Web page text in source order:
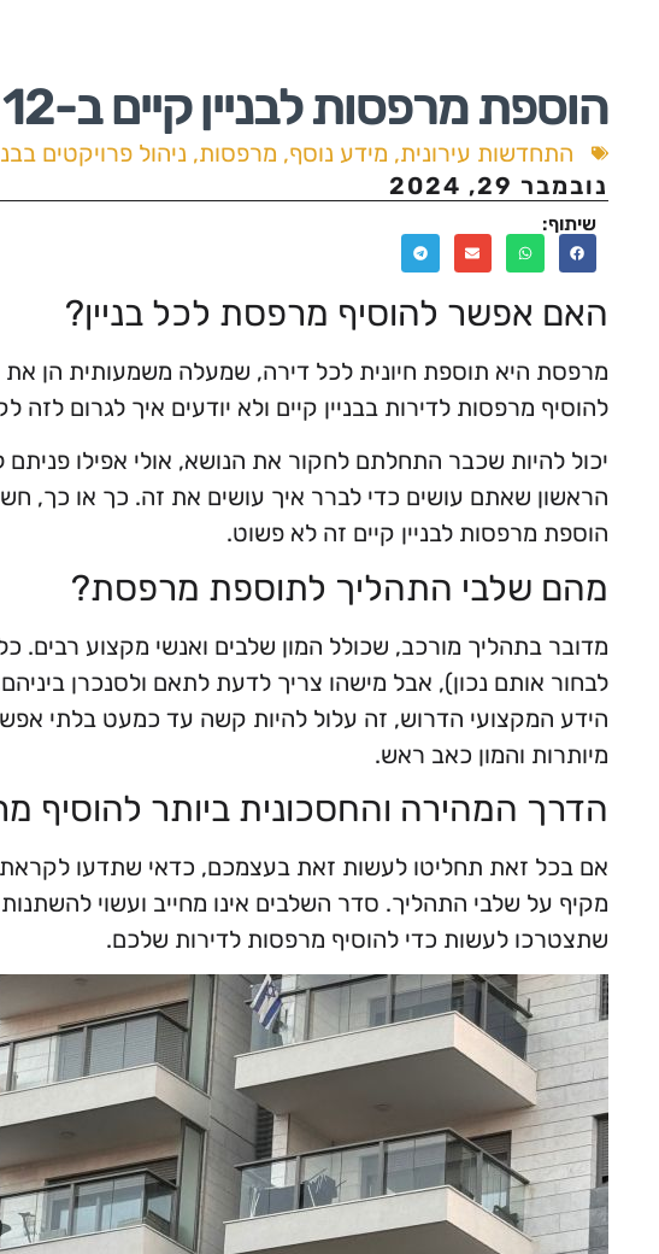
הוספת מרפסות לבניין קיים ב-12 שלבים
התחדשות עירונית, מידע נוסף, מרפסות, ניהול פרויקטים
נובמבר 29, 2024
שיתוף:
האם אפשר להוסיף מרפסת לכל בניין?
מרפסת היא תוספת חיונית לכל דירה, שמעלה משמעותית הן
להוסיף מרפסות לדירות בבניין קיים ולא יודעים איך לגרום
יכול להיות שכבר התחלתם לחקור את הנושא, אולי אפילו
הראשון שאתם עושים כדי לברר איך עושים את זה. כך או כך,
הוספת מרפסות לבניין קיים זה לא פשוט.
מהם שלבי התהליך לתוספת מרפסת?
מדובר בתהליך מורכב, שכולל המון שלבים ואנשי מקצוע רבים.
לבחור אותם נכון), אבל מישהו צריך לדעת לתאם ולסנכרן
הידע המקצועי הדרוש, זה עלול להיות קשה עד כמעט בלתי
מיותרות והמון כאב ראש.
הדרך המהירה והחסכונית ביותר להוסיף
אם בכל זאת תחליטו לעשות זאת בעצמכם, כדאי שתדעו לקראת
מקיף על שלבי התהליך. סדר השלבים אינו מחייב ועשוי
שתצטרכו לעשות כדי להוסיף מרפסות לדירות שלכם.